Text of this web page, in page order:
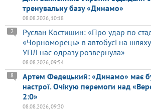
тренувальну базу «Динамо»
08.08.2026, 10:18
Руслан Костишин: «Про удар по
«Чорноморець» в автобусі на
УПЛ нас одразу розвернула»
2
08.08.2026, 09:54
Артем Федецький: «Динамо» має
настрої. Очікую перемоги над
2:0»
8
08.08.2026, 09:30